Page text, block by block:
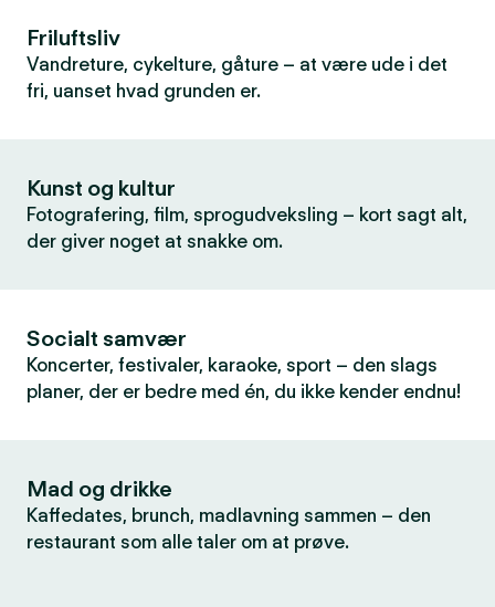
Friluftsliv
Vandreture, cykelture, gåture – at være ude i det
fri, uanset hvad grunden er.
Kunst og kultur
Fotografering, film, sprogudveksling – kort sagt alt,
der giver noget at snakke om.
Socialt samvær
Koncerter, festivaler, karaoke, sport – den slags
planer, der er bedre med én, du ikke kender endnu!
Mad og drikke
Kaffedates, brunch, madlavning sammen – den
restaurant som alle taler om at prøve.